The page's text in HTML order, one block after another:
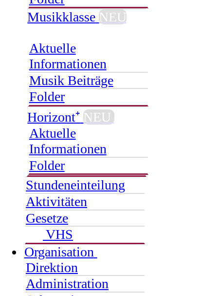
Musikklasse NEU
Aktuelle
Informationen
Musik Beiträge
Folder
Horizont⁺ NEU
Aktuelle
Informationen
Folder
Stundeneinteilung
Aktivitäten
Gesetze
VHS
Organisation
Direktion
Administration